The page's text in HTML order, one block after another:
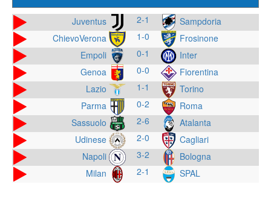
Juventus 2-1
Sampdoria
ChievoVerona
1-0
Frosinone
Empoli
0-1
Inter
Genoa
0-0
Fiorentina
Lazio
1-1
Torino
Parma
0-2
Roma
Sassuolo
2-6
Atalanta
Udinese
2-0
Cagliari
Napoli
3-2
Bologna
Milan
2-1 SPAL